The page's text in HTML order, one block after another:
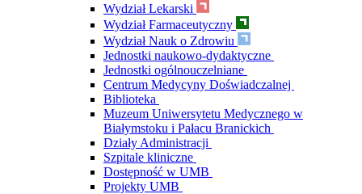
Wydział Lekarski
Wydział Farmaceutyczny
Wydział Nauk o Zdrowiu
Jednostki naukowo-dydaktyczne
Jednostki ogólnouczelniane
Centrum Medycyny Doświadczalnej
Biblioteka
Muzeum Uniwersytetu Medycznego w
Białymstoku i Pałacu Branickich
Działy Administracji
Szpitale kliniczne
Dostępność w UMB
Projekty UMB